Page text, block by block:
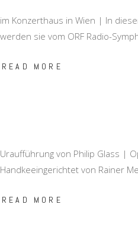
im Konzerthaus in Wien | In
werden sie vom ORF Radio-
READ MORE
Uraufführung von Philip Glass |
Handkeeingerichtet von Rainer
READ MORE